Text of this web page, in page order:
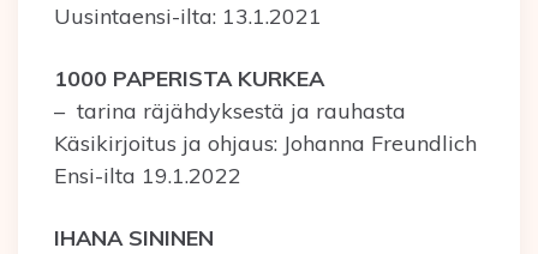
Uusintaensi-ilta: 13.1.2021
1000 PAPERISTA KURKEA
– tarina räjähdyksestä ja rauhasta
Käsikirjoitus ja ohjaus: Johanna Freundlich
Ensi-ilta 19.1.2022
IHANA SININEN